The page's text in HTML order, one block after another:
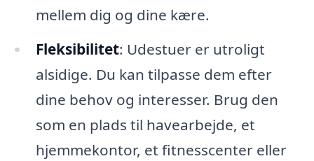
mellem dig og dine kære.
Fleksibilitet: Udestuer er utroligt
alsidige. Du kan tilpasse dem efter
dine behov og interesser. Brug den
som en plads til havearbejde, et
hjemmekontor, et fitnesscenter eller